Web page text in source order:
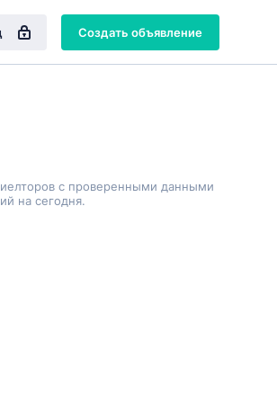
Создать объявление
с проверенными данными
на сегодня.